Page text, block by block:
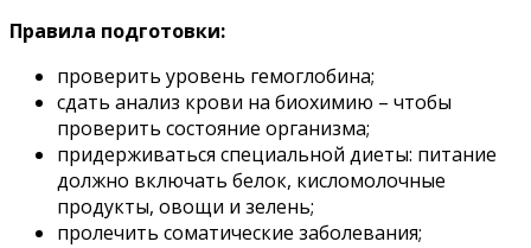
Правила подготовки:
проверить уровень гемоглобина;
сдать анализ крови на биохимию – чтобы
проверить состояние организма;
придерживаться специальной диеты: питание
должно включать белок, кисломолочные
продукты, овощи и зелень;
пролечить соматические заболевания;